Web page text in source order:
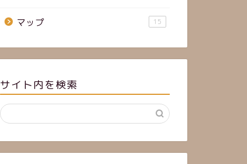
マップ 15
サイト内を検索